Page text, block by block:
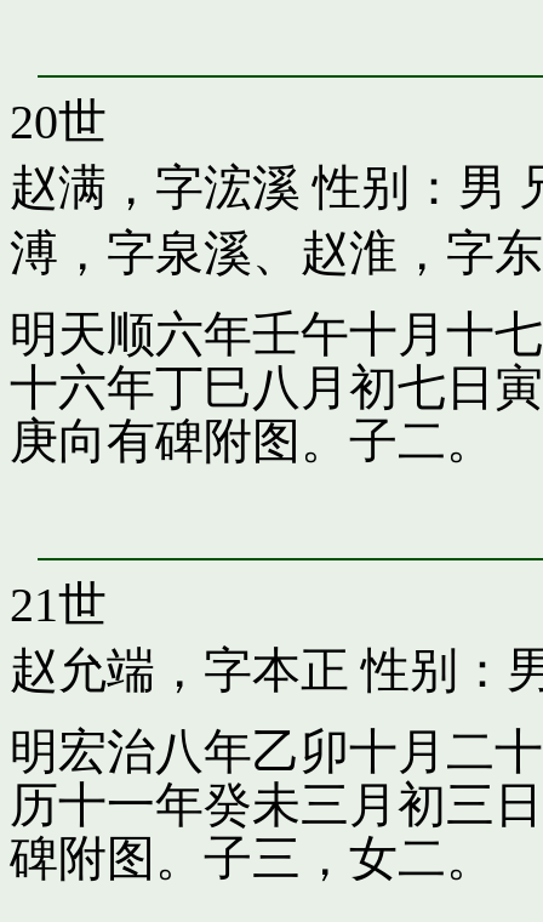
20世
赵满，字浤溪 性别：男
溥，字泉溪、 赵淮，字
明天顺六年壬午十月十
十六年丁巳八月初七日
庚向有碑附图。子二。
21世
赵允端，字本正 性别：
明宏治八年乙卯十月二
历十一年癸未三月初三
碑附图。子三，女二。